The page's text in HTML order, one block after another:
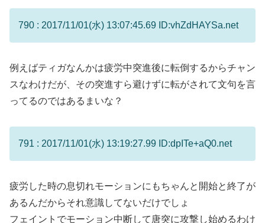
790 : 2017/11/01(水) 13:07:45.69 ID:vhZdHAYSa.net
例えばティガなんかは疲労中突進後に転倒するからチャン
スなわけだが、その突進すら避けずに転がされて文句を言
ってるのではあるまいな？
791 : 2017/11/01(水) 13:19:27.99 ID:dpITe+aQ0.net
疲労した時の息切れモーションにもちゃんと開始と終了が
あるんだからそれ意識してないだけでしょ
フェイントでモーション中断して唐突に攻撃し始めるわけ